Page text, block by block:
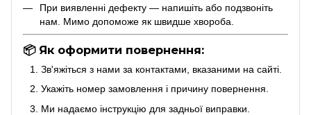
При виявленні дефекту — напишіть або подзвоніть
нам. Мимо допоможе як швидше хвороба.
📦 Як оформити повернення:
Зв'яжіться з нами за контактами, вказаними на сайті.
Укажіть номер замовлення і причину повернення.
Ми надаємо інструкцію для задньої виправки.